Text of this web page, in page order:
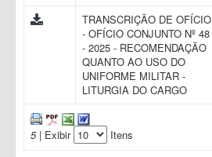
TRANSCRIÇÃO DE OFÍCIO
- OFÍCIO CONJUNTO Nº 48
- 2025 - RECOMENDAÇÃO
QUANTO AO USO DO
UNIFORME MILITAR -
LITURGIA DO CARGO
5| Exibir Itens